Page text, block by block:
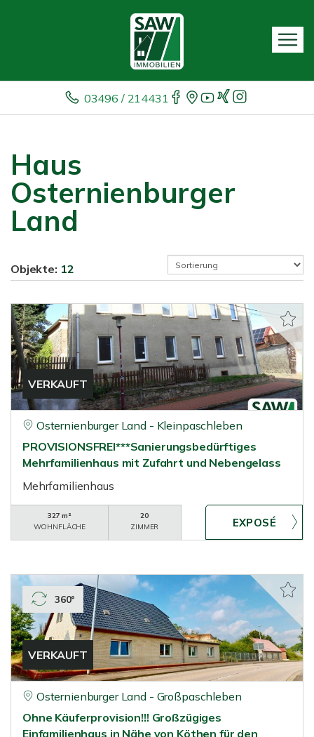
03496 / 214431
Haus
Osternienburger
Land
Objekte: 12
VERKAUFT
Osternienburger Land - Kleinpaschleben
PROVISIONSFREI***Sanierungsbedürftiges
Mehrfamilienhaus mit Zufahrt und Nebengelass
Mehrfamilienhaus
327 m²
WOHNFLÄCHE
20
ZIMMER
VERKAUFT
360°
Osternienburger Land - Großpaschleben
Ohne Käuferprovision!!! Großzügiges
Einfamilienhaus in Nähe von Köthen für den